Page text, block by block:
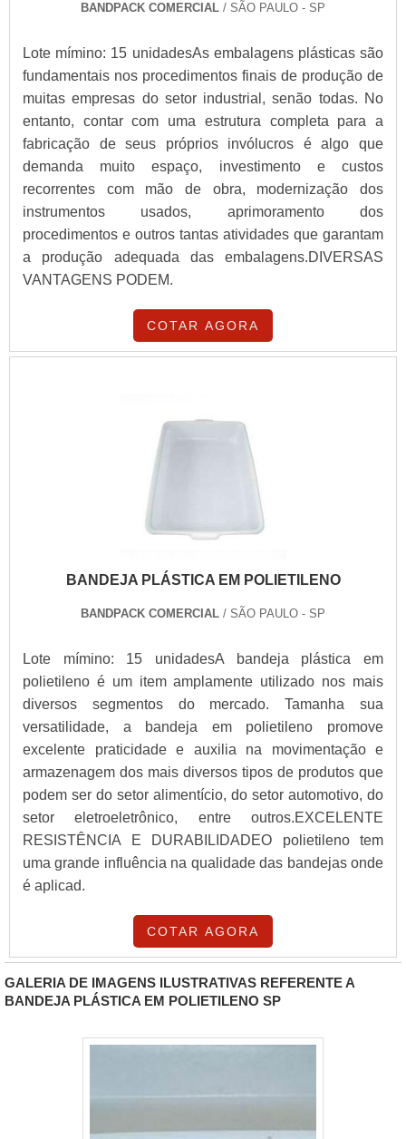
BANDPACK COMERCIAL / SÃO PAULO - SP
Lote mímino: 15 unidadesAs embalagens plásticas são
fundamentais nos procedimentos finais de produção de
muitas empresas do setor industrial, senão todas. No
entanto, contar com uma estrutura completa para a
fabricação de seus próprios invólucros é algo que
demanda muito espaço, investimento e custos
recorrentes com mão de obra, modernização dos
instrumentos usados, aprimoramento dos
procedimentos e outros tantas atividades que garantam
a produção adequada das embalagens.DIVERSAS
VANTAGENS PODEM.
COTAR AGORA
BANDEJA PLÁSTICA EM POLIETILENO
BANDPACK COMERCIAL / SÃO PAULO - SP
Lote mímino: 15 unidadesA bandeja plástica em
polietileno é um item amplamente utilizado nos mais
diversos segmentos do mercado. Tamanha sua
versatilidade, a bandeja em polietileno promove
excelente praticidade e auxilia na movimentação e
armazenagem dos mais diversos tipos de produtos que
podem ser do setor alimentício, do setor automotivo, do
setor eletroeletrônico, entre outros.EXCELENTE
RESISTÊNCIA E DURABILIDADEO polietileno tem
uma grande influência na qualidade das bandejas onde
é aplicad.
COTAR AGORA
GALERIA DE IMAGENS ILUSTRATIVAS REFERENTE A
BANDEJA PLÁSTICA EM POLIETILENO SP